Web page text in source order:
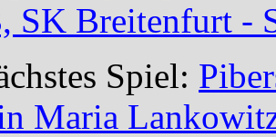
SK Breitenfurt -
Spiel:
Maria